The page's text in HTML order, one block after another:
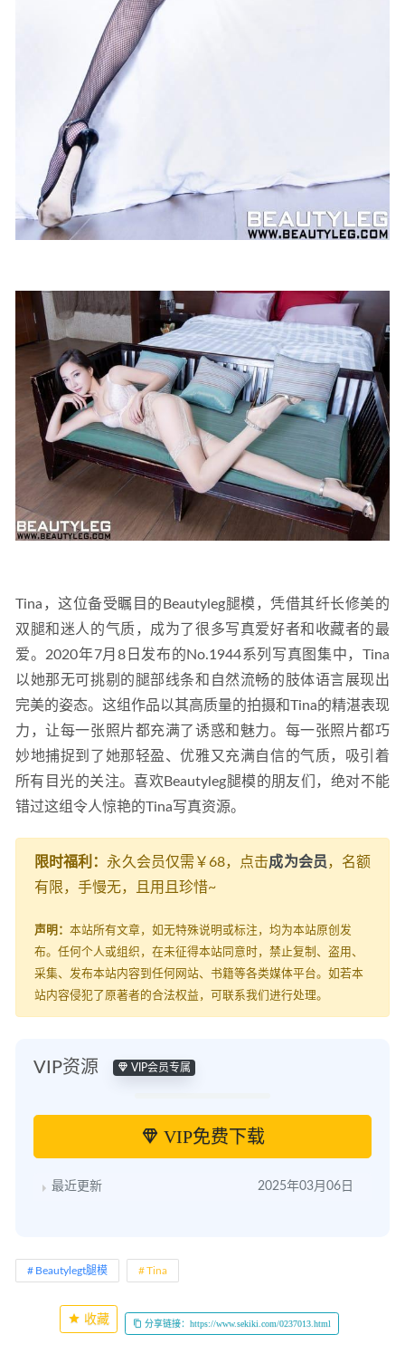
Tina，这位备受瞩目的Beautyleg腿模，凭借其纤长修美的
双腿和迷人的气质，成为了很多写真爱好者和收藏者的最
爱。2020年7月8日发布的No.1944系列写真图集中，Tina
以她那无可挑剔的腿部线条和自然流畅的肢体语言展现出
完美的姿态。这组作品以其高质量的拍摄和Tina的精湛表现
力，让每一张照片都充满了诱惑和魅力。每一张照片都巧
妙地捕捉到了她那轻盈、优雅又充满自信的气质，吸引着
所有目光的关注。喜欢Beautyleg腿模的朋友们，绝对不能
错过这组令人惊艳的Tina写真资源。
限时福利： 永久会员仅需￥68，点击成为会员，名额
有限，手慢无，且用且珍惜~
声明： 本站所有文章，如无特殊说明或标注，均为本站原创发
布。任何个人或组织，在未征得本站同意时，禁止复制、盗用、
采集、发布本站内容到任何网站、书籍等各类媒体平台。如若本
站内容侵犯了原著者的合法权益，可联系我们进行处理。
VIP资源 VIP会员专属
VIP免费下载
最近更新 2025年03月06日
Beautylegt腿模 Tina
收藏 分享链接：https://www.sekiki.com/0237013.html